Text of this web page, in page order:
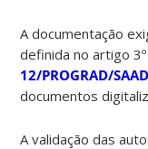
A documentação
definida no artigo
12/PROGRAD/
documentos
A validação das